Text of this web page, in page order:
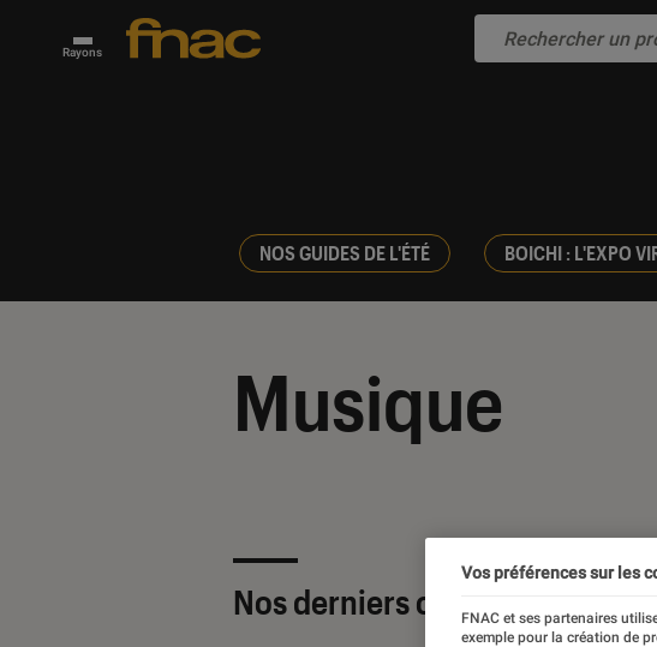
Rayons
NOS GUIDES DE L'ÉTÉ BOICHI : L'EXPO
Musique
Nos derniers contenus
Vos préférences sur les
FNAC et ses partenaires
exemple pour la création de